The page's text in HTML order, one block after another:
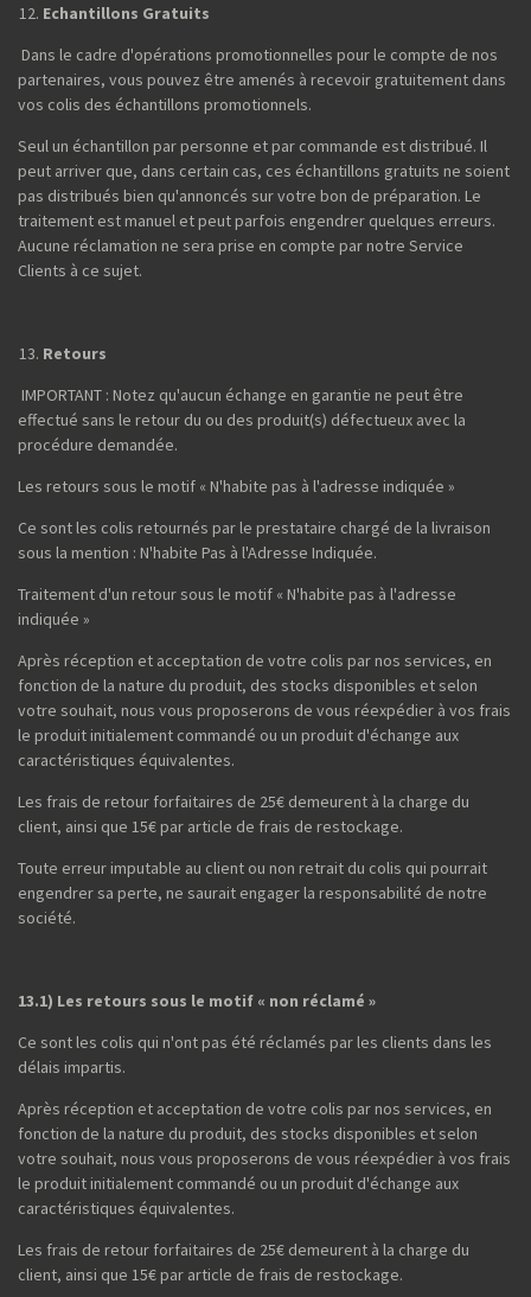
Echantillons Gratuits
Dans le cadre d'opérations promotionnelles pour le compte de nos
partenaires, vous pouvez être amenés à recevoir gratuitement dans
vos colis des échantillons promotionnels.
Seul un échantillon par personne et par commande est distribué. Il
peut arriver que, dans certain cas, ces échantillons gratuits ne soient
pas distribués bien qu'annoncés sur votre bon de préparation. Le
traitement est manuel et peut parfois engendrer quelques erreurs.
Aucune réclamation ne sera prise en compte par notre Service
Clients à ce sujet.
Retours
IMPORTANT : Notez qu'aucun échange en garantie ne peut être
effectué sans le retour du ou des produit(s) défectueux avec la
procédure demandée.
Les retours sous le motif « N'habite pas à l'adresse indiquée »
Ce sont les colis retournés par le prestataire chargé de la livraison
sous la mention : N'habite Pas à l'Adresse Indiquée.
Traitement d'un retour sous le motif « N'habite pas à l'adresse
indiquée »
Après réception et acceptation de votre colis par nos services, en
fonction de la nature du produit, des stocks disponibles et selon
votre souhait, nous vous proposerons de vous réexpédier à vos frais
le produit initialement commandé ou un produit d'échange aux
caractéristiques équivalentes.
Les frais de retour forfaitaires de 25€ demeurent à la charge du
client, ainsi que 15€ par article de frais de restockage.
Toute erreur imputable au client ou non retrait du colis qui pourrait
engendrer sa perte, ne saurait engager la responsabilité de notre
société.
13.1) Les retours sous le motif « non réclamé »
Ce sont les colis qui n'ont pas été réclamés par les clients dans les
délais impartis.
Après réception et acceptation de votre colis par nos services, en
fonction de la nature du produit, des stocks disponibles et selon
votre souhait, nous vous proposerons de vous réexpédier à vos frais
le produit initialement commandé ou un produit d'échange aux
caractéristiques équivalentes.
Les frais de retour forfaitaires de 25€ demeurent à la charge du
client, ainsi que 15€ par article de frais de restockage.